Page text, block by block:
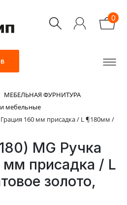
0
МЕБЕЛЬНАЯ ФУРНИТУРА
мебельные
160 мм присадка / L ¶180мм /
MG Ручка
мм присадка / L
золото,